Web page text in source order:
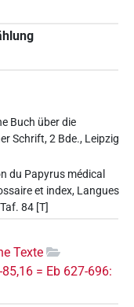
Buch über die
Schrift, 2 Bde., Leipzig
du Papyrus médical
et index, Langues
84 [T]
Texte
85,16 = Eb 627-696: